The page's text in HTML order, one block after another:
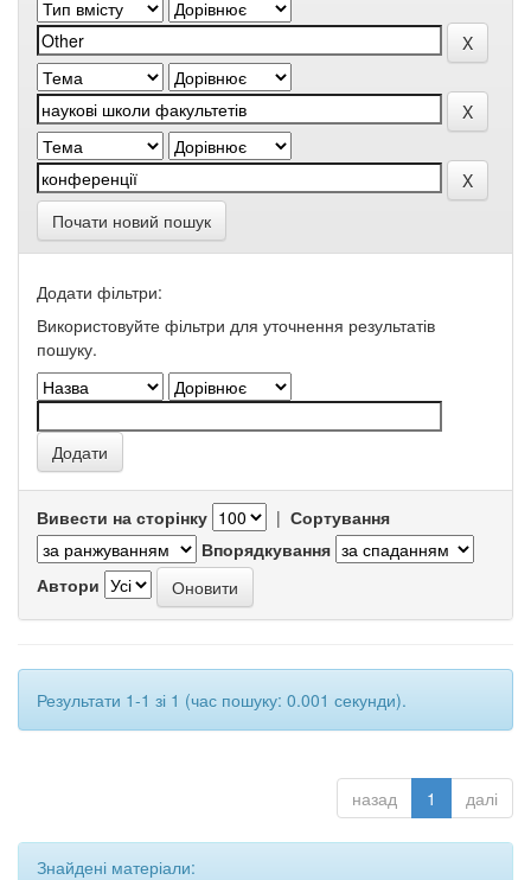
Почати новий пошук
Додати фільтри:
Використовуйте фільтри для уточнення результатів
пошуку.
Вивести на сторінку | Сортування
Впорядкування
Автори
Результати 1-1 зі 1 (час пошуку: 0.001 секунди).
назад 1 далі
Знайдені матеріали: